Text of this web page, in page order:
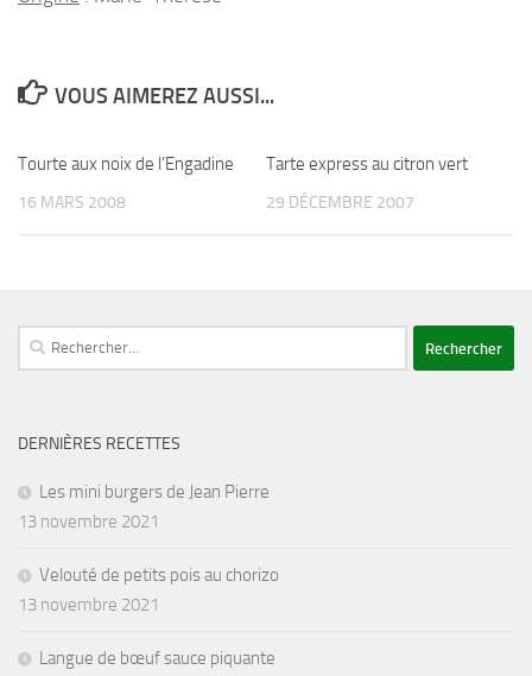
VOUS AIMEREZ AUSSI...
Tourte aux noix de l’Engadine
16 MARS 2008
Tarte express au citron vert
29 DÉCEMBRE 2007
Rechercher :
DERNIÈRES RECETTES
Les mini burgers de Jean Pierre
13 novembre 2021
Velouté de petits pois au chorizo
13 novembre 2021
Langue de bœuf sauce piquante